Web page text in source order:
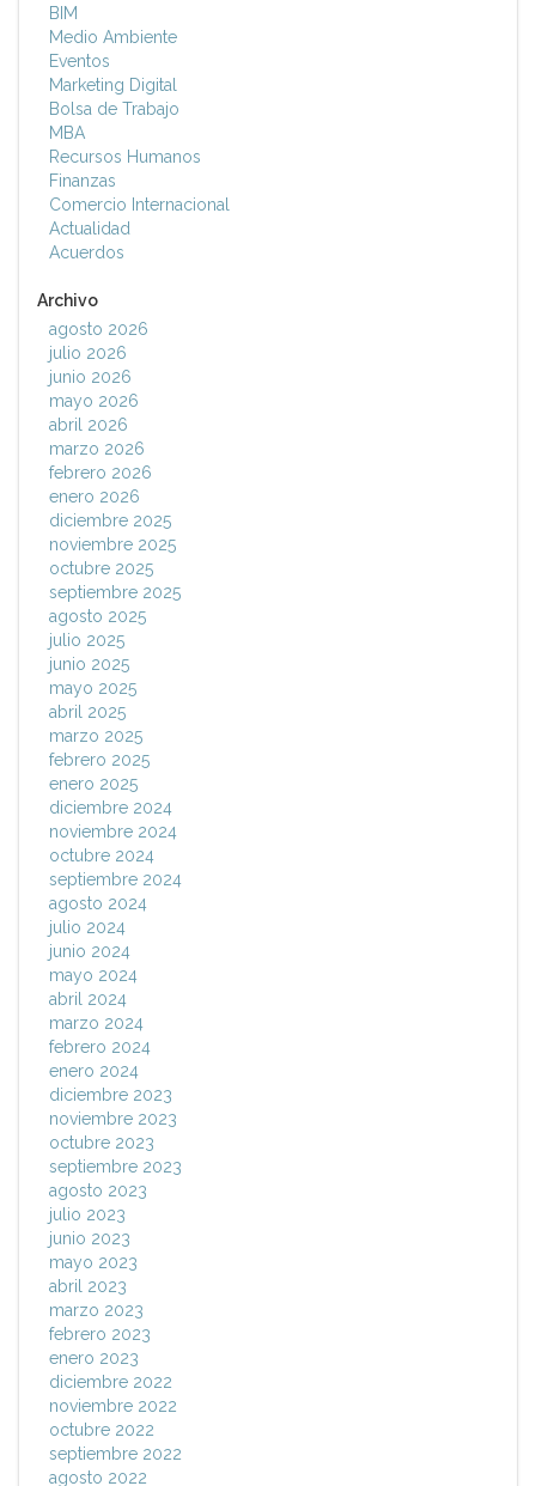
BIM
Medio Ambiente
Eventos
Marketing Digital
Bolsa de Trabajo
MBA
Recursos Humanos
Finanzas
Comercio Internacional
Actualidad
Acuerdos
Archivo
agosto 2026
julio 2026
junio 2026
mayo 2026
abril 2026
marzo 2026
febrero 2026
enero 2026
diciembre 2025
noviembre 2025
octubre 2025
septiembre 2025
agosto 2025
julio 2025
junio 2025
mayo 2025
abril 2025
marzo 2025
febrero 2025
enero 2025
diciembre 2024
noviembre 2024
octubre 2024
septiembre 2024
agosto 2024
julio 2024
junio 2024
mayo 2024
abril 2024
marzo 2024
febrero 2024
enero 2024
diciembre 2023
noviembre 2023
octubre 2023
septiembre 2023
agosto 2023
julio 2023
junio 2023
mayo 2023
abril 2023
marzo 2023
febrero 2023
enero 2023
diciembre 2022
noviembre 2022
octubre 2022
septiembre 2022
agosto 2022